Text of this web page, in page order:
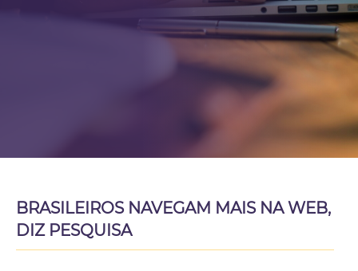
BRASILEIROS NAVEGAM MAIS NA WEB,
DIZ PESQUISA